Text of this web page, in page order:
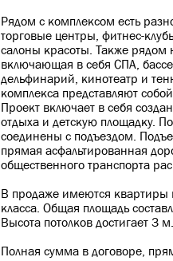
Рядом с комплексом есть
торговые центры, фитнес-
салоны красоты. Также рядом
включающая в себя СПА,
дельфинарий, кинотеатр и
комплекса представляют
Проект включает в себя
отдыха и детскую площадку.
соединены с подъездом.
прямая асфальтированная
общественного транспорта
В продаже имеются
класса. Общая площадь
Высота потолков достигает 3 м.
Полная сумма в договоре,